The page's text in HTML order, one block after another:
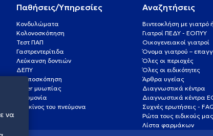
Παθήσεις/Υπηρεσίες
Κονδυλώματα
Κολονοσκόπηση
Τεστ ΠΑΠ
Γαστρεντερίτιδα
Λεύκανση δοντιών
ΔΕΠΥ
Κολποσκόπηση
Laser μυωπίας
Πνευμονία
Καρκίνος του πνεύμονα
Αναζητήσεις
Βιντεοκλήση με
Γιατροί ΠΕΔΥ - ΕΟΠΥΥ
Οικογενειακοί γιατροί
Όνομα γιατρού –
Όλες οι περιοχές
Όλες οι ειδικότητες
Άρθρα υγείας
Διαγνωστικά κέντρα
Διαγνωστικά κέντρα
Συχνές ερωτήσεις -
Ρώτα τους ειδικούς μας
Λίστα φαρμάκων
να